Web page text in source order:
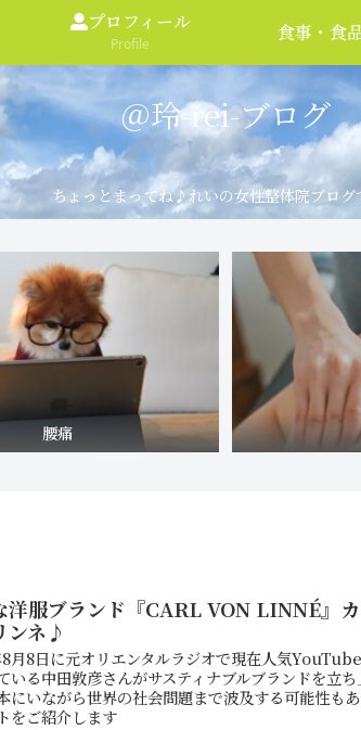
＠玲-rei-ブログ
ちょっとまってね♪れいの女性整体院ブログ
プロフィール
Profile 食事・食
腰痛
洋服ブランド『CARL VON LINNÉ』
ンネ♪
月8日に元オリエンタルラジオで現在人気
いる中田敦彦さんがサスティナブルブランドを立
にいながら世界の社会問題まで波及する可能性も
をご紹介します